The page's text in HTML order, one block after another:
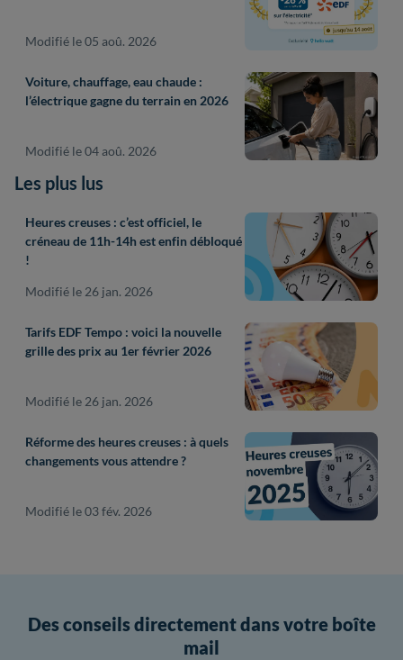
Modifié le 05 aoû. 2026
Voiture, chauffage, eau chaude :
l’électrique gagne du terrain en 2026
Modifié le 04 aoû. 2026
Les plus lus
Heures creuses : c’est officiel, le
créneau de 11h-14h est enfin débloqué
!
Modifié le 26 jan. 2026
Tarifs EDF Tempo : voici la nouvelle
grille des prix au 1er février 2026
Modifié le 26 jan. 2026
Réforme des heures creuses : à quels
changements vous attendre ?
Modifié le 03 fév. 2026
Des conseils directement dans votre boîte
mail